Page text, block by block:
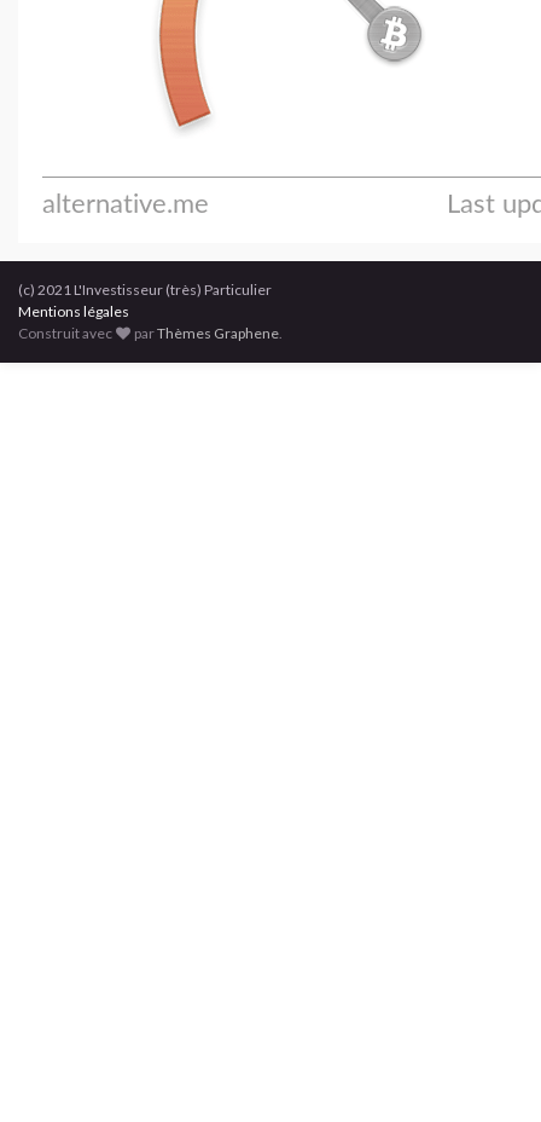
(c) 2021 L'Investisseur (très) Particulier
Mentions légales
Construit avec
parThèmes Graphene